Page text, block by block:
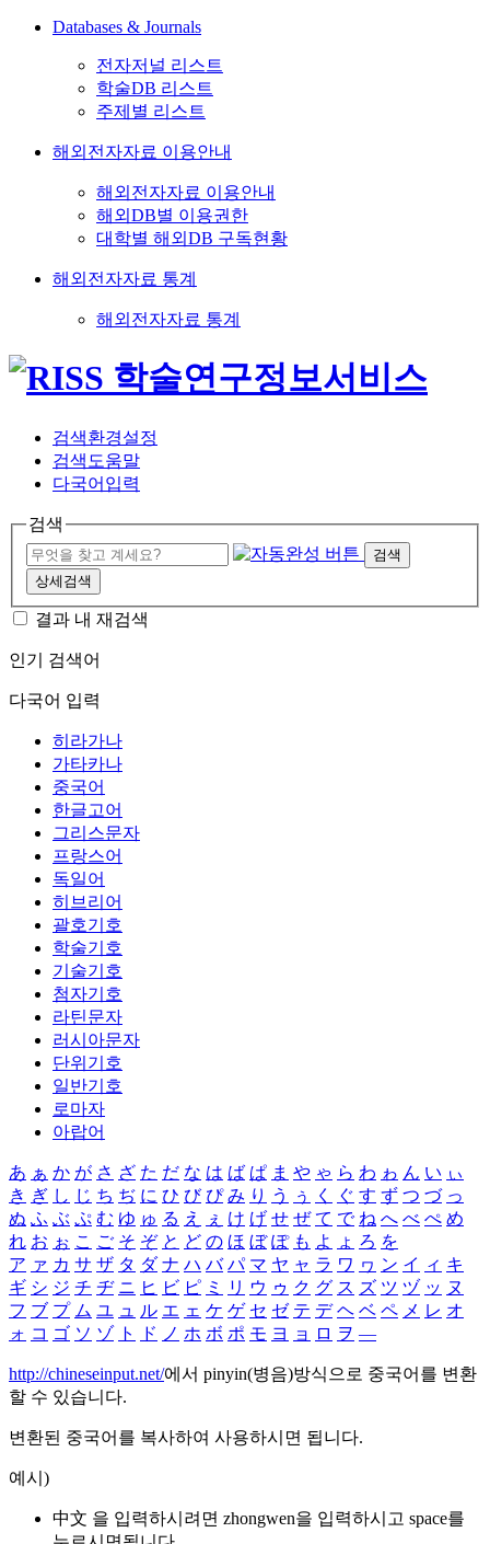
Databases & Journals
전자저널 리스트
학술DB 리스트
주제별 리스트
해외전자자료 이용안내
해외전자자료 이용안내
해외DB별 이용권한
대학별 해외DB 구독현황
해외전자자료 통계
해외전자자료 통계
검색환경설정
검색도움말
다국어입력
검색
검색
상세검색
결과 내 재검색
인기 검색어
다국어 입력
히라가나
가타카나
중국어
한글고어
그리스문자
프랑스어
독일어
히브리어
괄호기호
학술기호
기술기호
첨자기호
라틴문자
러시아문자
단위기호
일반기호
로마자
아랍어
あ ぁ か が さ ざ た だ な は ば ぱ ま や ゃ ら わ ゎ ん い ぃ
き ぎ し じ ち ぢ に ひ び ぴ み り う ぅ く ぐ す ず つ づ っ
ぬ ふ ぶ ぷ む ゆ ゅ る え ぇ け げ せ ぜ て で ね へ べ ぺ め
れ お ぉ こ ご そ ぞ と ど の ほ ぼ ぽ も よ ょ ろ を
ア ァ カ サ ザ タ ダ ナ ハ バ パ マ ヤ ャ ラ ワ ヮ ン イ ィ キ
ギ シ ジ チ ヂ ニ ヒ ビ ピ ミ リ ウ ゥ ク グ ス ズ ツ ヅ ッ ヌ
フ ブ プ ム ユ ュ ル エ ェ ケ ゲ セ ゼ テ デ ヘ ベ ペ メ レ オ
ォ コ ゴ ソ ゾ ト ド ノ ホ ボ ポ モ ヨ ョ ロ ヲ ―
http://chineseinput.net/에서 pinyin(병음)방식으로 중국어를 변환
할 수 있습니다.
변환된 중국어를 복사하여 사용하시면 됩니다.
예시)
中文 을 입력하시려면 zhongwen을 입력하시고 space를